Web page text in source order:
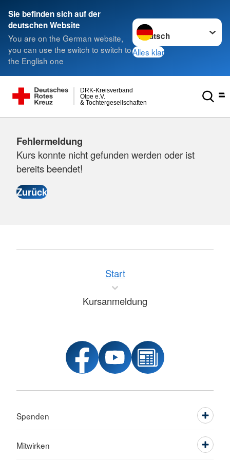
Sie befinden sich auf der
deutschen Website
You are on the German website,
you can use the switch to switch to
the English one
Sprache wechseln zu
Alles klar
& Tochtergesellschaften
Olpe e.V.
DRK-Kreisverband
Fehlermeldung
Kurs konnte nicht gefunden werden oder ist
bereits beendet!
Start
Kursanmeldung
Spenden
Mitwirken